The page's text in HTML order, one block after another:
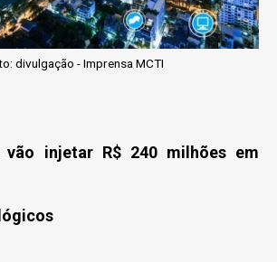
divulgação - Imprensa MCTI
vão injetar R$ 240 milhões em